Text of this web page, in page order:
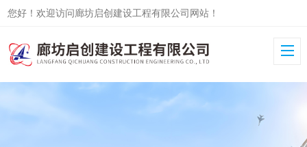
您好！欢迎访问廊坊启创建设工程有限公司网站！